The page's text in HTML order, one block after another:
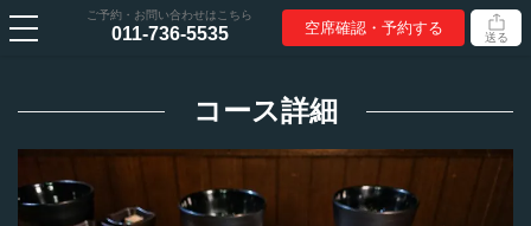
ご予約・お問い合わせはこちら
011-736-5535 空席確認・予約する 送る
コース詳細